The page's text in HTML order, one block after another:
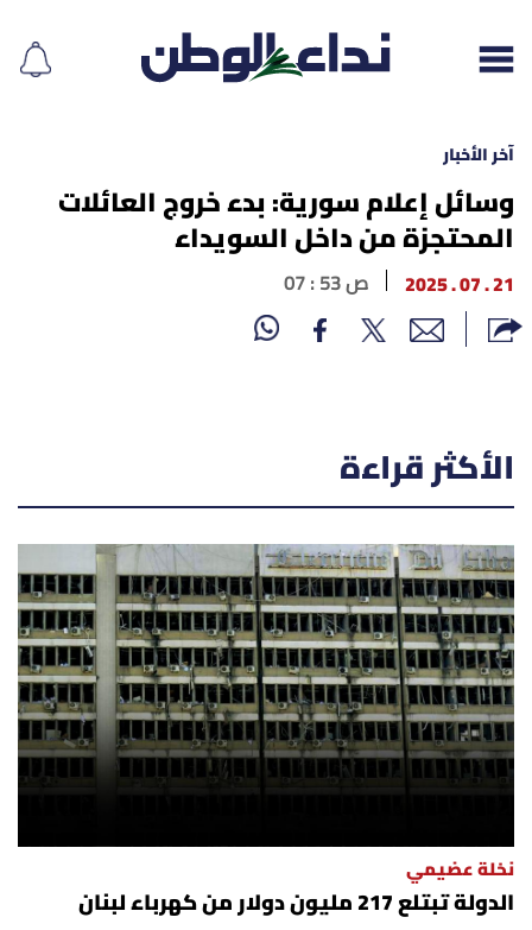
إقرأ الجريدة
لبنان
الغلاف
محليات
أسرار
متفرقات
نداء القرّاء
خاص الموقع
تحت المجهر
آخر الأخبار
وسائل إعلام سورية: بدء خروج العائلات
المحتجزة من داخل السويداء
21 . 07 . 2025 07 : 53 ص
الأكثر قراءة
نخلة عضيمي
الدولة تبتلع 217 مليون دولار من كهرباء لبنان